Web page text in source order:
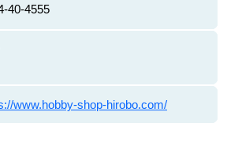
40-4555
www.hobby-shop-hirobo.com/